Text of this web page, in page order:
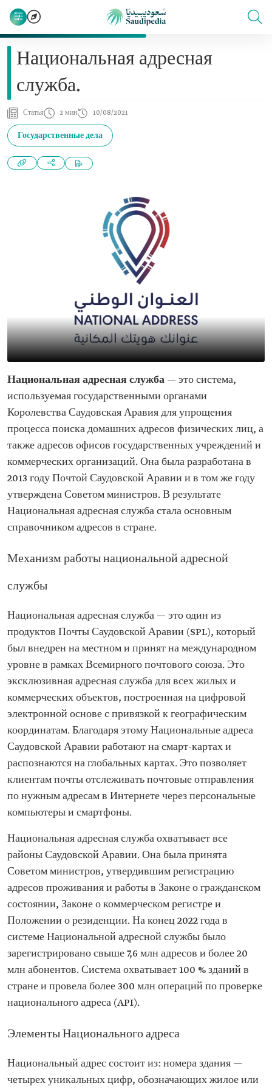
Национальная адресная
служба.
Статья 2 мин 10/08/2021
Государственные дела
Национальная адресная служба — это система,
используемая государственными органами
Королевства Саудовская Аравия для упрощения
процесса поиска домашних адресов физических лиц, а
также адресов офисов государственных учреждений и
коммерческих организаций. Она была разработана в
2013 году Почтой Саудовской Аравии и в том же году
утверждена Советом министров. В результате
Национальная адресная служба стала основным
справочником адресов в стране.
Механизм работы национальной адресной
службы
Национальная адресная служба — это один из
продуктов Почты Саудовской Аравии (SPL), который
был внедрен на местном и принят на международном
уровне в рамках Всемирного почтового союза. Это
эксклюзивная адресная служба для всех жилых и
коммерческих объектов, построенная на цифровой
электронной основе с привязкой к географическим
координатам. Благодаря этому Национальные адреса
Саудовской Аравии работают на смарт-картах и
распознаются на глобальных картах. Это позволяет
клиентам почты отслеживать почтовые отправления
по нужным адресам в Интернете через персональные
компьютеры и смартфоны.
Национальная адресная служба охватывает все
районы Саудовской Аравии. Она была принята
Советом министров, утвердившим регистрацию
адресов проживания и работы в Законе о гражданском
состоянии, Законе о коммерческом регистре и
Положении о резиденции. На конец 2022 года в
системе Национальной адресной службы было
зарегистрировано свыше 7,6 млн адресов и более 20
млн абонентов. Система охватывает 100 % зданий в
стране и провела более 300 млн операций по проверке
национального адреса (API).
Элементы Национального адреса
Национальный адрес состоит из: номера здания —
четырех уникальных цифр, обозначающих жилое или